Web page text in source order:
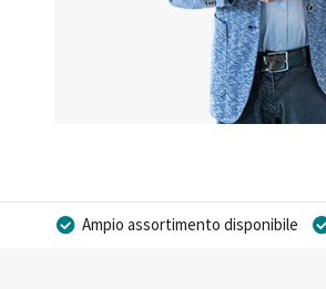
Ampio assortimento disponibile